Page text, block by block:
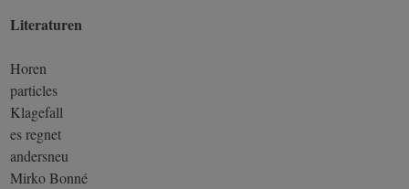
Literaturen
Horen
particles
Klagefall
es regnet
andersneu
Mirko Bonné